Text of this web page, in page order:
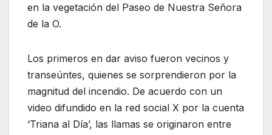
en la vegetación del Paseo de Nuestra Señora
de la O.
Los primeros en dar aviso fueron vecinos y
transeúntes, quienes se sorprendieron por la
magnitud del incendio. De acuerdo con un
video difundido en la red social X por la cuenta
‘Triana al Día’, las llamas se originaron entre